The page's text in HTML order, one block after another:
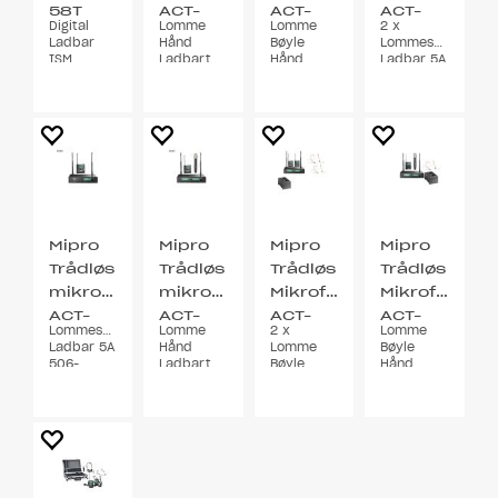
58T
Digital
Ladbar
ISM
ACT-
312 II
Lomme
Hånd
Ladbart
ACT-
312 II
Lomme
Bøyle
Hånd
Sett
ACT-
312 II
2 x
Lommesender
Ladbar 5A
Mipro
Trådløs
mikrofonsett
ACT-
311 II
Lommesender
Ladbar 5A
506-
Mipro
Trådløs
mikrofonsett
ACT-
312 II
Lomme
Hånd
Ladbart
Mipro
Trådløs
Mikrofonsett
ACT-
312 II
2 x
Lomme
Bøyle
Mipro
Trådløs
Mikrofonsett
ACT-
312 II
Lomme
Bøyle
Hånd